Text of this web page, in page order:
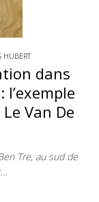
HUBERT
dans
Van De
Tre, au sud de